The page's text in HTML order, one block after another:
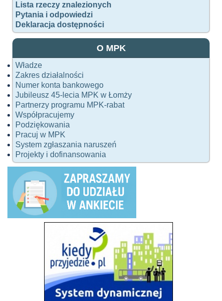
Lista rzeczy znalezionych
Pytania i odpowiedzi
Deklaracja dostępności
O MPK
Władze
Zakres działalności
Numer konta bankowego
Jubileusz 45-lecia MPK w Łomży
Partnerzy programu MPK-rabat
Współpracujemy
Podziękowania
Pracuj w MPK
System zgłaszania naruszeń
Projekty i dofinansowania